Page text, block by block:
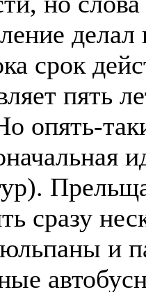
срок
пять
опять-
сразу
и